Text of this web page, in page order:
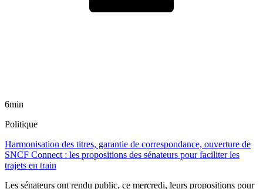
6min
Politique
Harmonisation des titres, garantie de correspondance, ouverture de
SNCF Connect : les propositions des sénateurs pour faciliter les
trajets en train
Les sénateurs ont rendu public, ce mercredi, leurs propositions pour